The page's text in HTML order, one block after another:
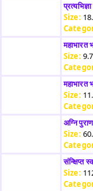
Size:
Size:
Size:
अग्नि
Size:
Size: